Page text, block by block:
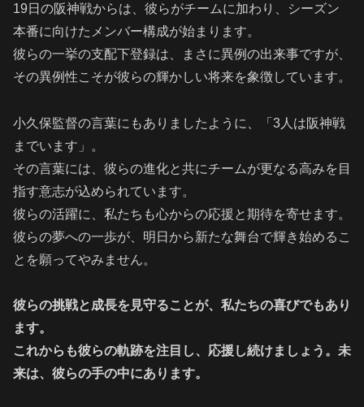
19日の阪神戦からは、彼らがチームに加わり、シーズン
本番に向けたメンバー構成が始まります。
彼らの一挙の支配下登録は、まさに異例の出来事ですが、
その異例性こそが彼らの輝かしい将来を象徴しています。
小久保監督の言葉にもありましたように、「3人は阪神戦
までいます」。
その言葉には、彼らの進化と共にチームが更なる高みを目
指す意志が込められています。
彼らの活躍に、私たちも心からの応援と期待を寄せます。
彼らの夢への一歩が、明日から新たな舞台で輝き始めるこ
とを願ってやみません。
彼らの挑戦と成長を見守ることが、私たちの喜びでもあり
ます。
これからも彼らの軌跡を注目し、応援し続けましょう。未
来は、彼らの手の中にあります。